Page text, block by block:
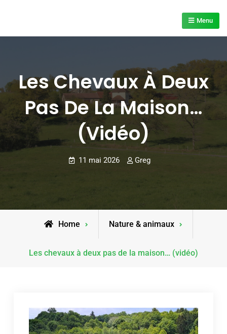
Menu
Les Chevaux À Deux
Pas De La Maison…
(vidéo)
11 mai 2026 Greg
Home Nature & animaux
Les chevaux à deux pas de la maison… (vidéo)